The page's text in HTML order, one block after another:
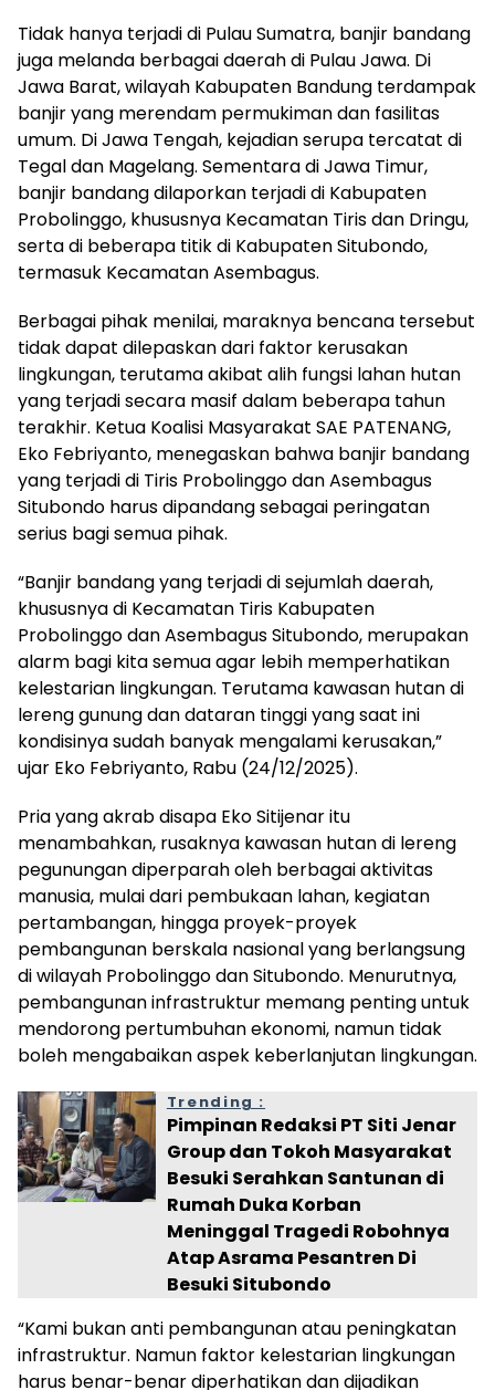
Tidak hanya terjadi di Pulau Sumatra, banjir bandang
juga melanda berbagai daerah di Pulau Jawa. Di
Jawa Barat, wilayah Kabupaten Bandung terdampak
banjir yang merendam permukiman dan fasilitas
umum. Di Jawa Tengah, kejadian serupa tercatat di
Tegal dan Magelang. Sementara di Jawa Timur,
banjir bandang dilaporkan terjadi di Kabupaten
Probolinggo, khususnya Kecamatan Tiris dan Dringu,
serta di beberapa titik di Kabupaten Situbondo,
termasuk Kecamatan Asembagus.
Berbagai pihak menilai, maraknya bencana tersebut
tidak dapat dilepaskan dari faktor kerusakan
lingkungan, terutama akibat alih fungsi lahan hutan
yang terjadi secara masif dalam beberapa tahun
terakhir. Ketua Koalisi Masyarakat SAE PATENANG,
Eko Febriyanto, menegaskan bahwa banjir bandang
yang terjadi di Tiris Probolinggo dan Asembagus
Situbondo harus dipandang sebagai peringatan
serius bagi semua pihak.
“Banjir bandang yang terjadi di sejumlah daerah,
khususnya di Kecamatan Tiris Kabupaten
Probolinggo dan Asembagus Situbondo, merupakan
alarm bagi kita semua agar lebih memperhatikan
kelestarian lingkungan. Terutama kawasan hutan di
lereng gunung dan dataran tinggi yang saat ini
kondisinya sudah banyak mengalami kerusakan,”
ujar Eko Febriyanto, Rabu (24/12/2025).
Pria yang akrab disapa Eko Sitijenar itu
menambahkan, rusaknya kawasan hutan di lereng
pegunungan diperparah oleh berbagai aktivitas
manusia, mulai dari pembukaan lahan, kegiatan
pertambangan, hingga proyek-proyek
pembangunan berskala nasional yang berlangsung
di wilayah Probolinggo dan Situbondo. Menurutnya,
pembangunan infrastruktur memang penting untuk
mendorong pertumbuhan ekonomi, namun tidak
boleh mengabaikan aspek keberlanjutan lingkungan.
Trending :
Pimpinan Redaksi PT Siti Jenar
Group dan Tokoh Masyarakat
Besuki Serahkan Santunan di
Rumah Duka Korban
Meninggal Tragedi Robohnya
Atap Asrama Pesantren Di
Besuki Situbondo
“Kami bukan anti pembangunan atau peningkatan
infrastruktur. Namun faktor kelestarian lingkungan
harus benar-benar diperhatikan dan dijadikan